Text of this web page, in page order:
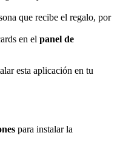
que recibe el regalo, por
en el panel de
esta aplicación en tu
para instalar la